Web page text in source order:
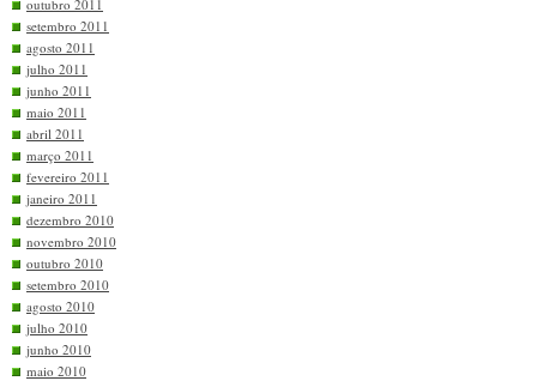
outubro 2011
setembro 2011
agosto 2011
julho 2011
junho 2011
maio 2011
abril 2011
março 2011
fevereiro 2011
janeiro 2011
dezembro 2010
novembro 2010
outubro 2010
setembro 2010
agosto 2010
julho 2010
junho 2010
maio 2010